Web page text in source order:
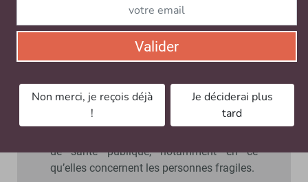
• Conformément aux annonces du
Gouvernement, il n’y a plus lieu de prendre
des mesures générales d’obligation de port
sein des entreprises depuis le 14 mars.
• Les employeurs veillent à l’information de
de santé publique, notamment en ce
qu’elles concernent les personnes fragiles.
Valider
Non merci, je reçois déjà
!
Je déciderai plus
tard